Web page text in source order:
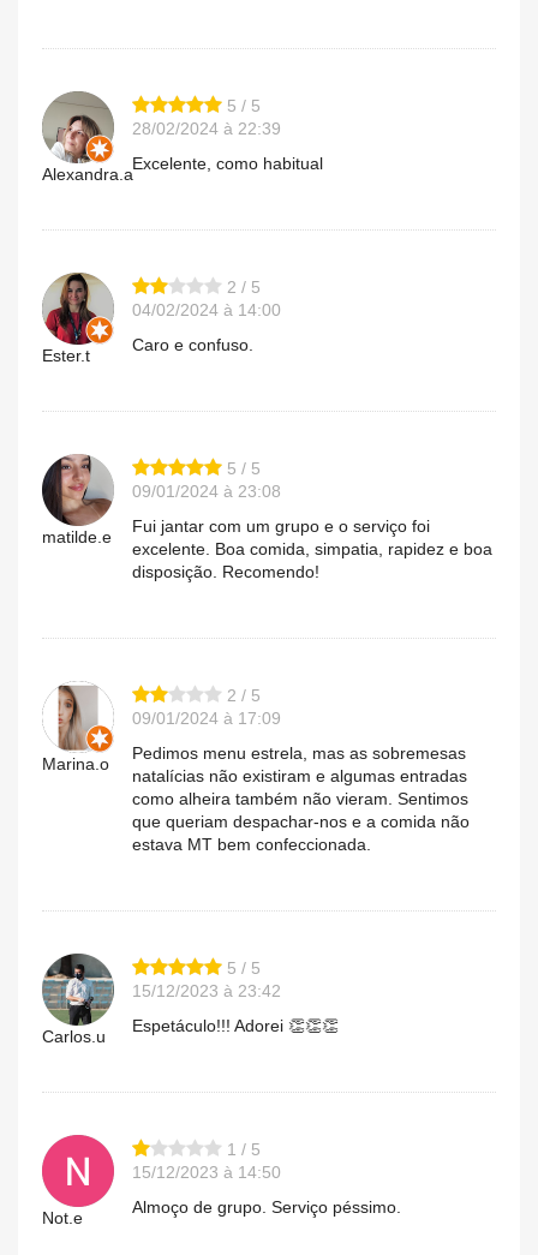
Alexandra.a
5 / 5
28/02/2024 à 22:39
Excelente, como habitual
Ester.t
2 / 5
04/02/2024 à 14:00
Caro e confuso.
matilde.e
5 / 5
09/01/2024 à 23:08
Fui jantar com um grupo e o serviço foi
excelente. Boa comida, simpatia, rapidez e boa
disposição. Recomendo!
Marina.o
2 / 5
09/01/2024 à 17:09
Pedimos menu estrela, mas as sobremesas
natalícias não existiram e algumas entradas
como alheira também não vieram. Sentimos
que queriam despachar-nos e a comida não
estava MT bem confeccionada.
Carlos.u
5 / 5
15/12/2023 à 23:42
Espetáculo!!! Adorei 👏👏👏
Not.e
1 / 5
15/12/2023 à 14:50
Almoço de grupo. Serviço péssimo.